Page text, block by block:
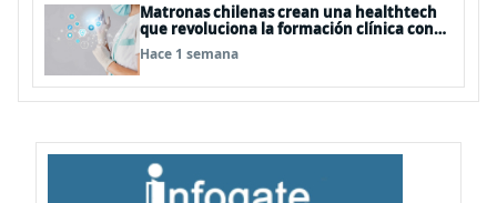
Matronas chilenas crean una healthtech
que revoluciona la formación clínica con
simuladores inteligentes
Hace 1 semana